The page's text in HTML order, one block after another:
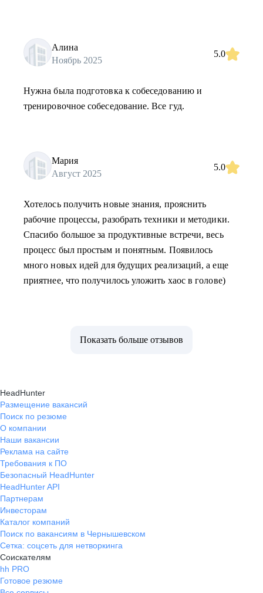
Алина
Ноябрь 2025
5.0
Нужна была подготовка к собеседованию и
тренировочное собеседование. Все гуд.
Мария
Август 2025
5.0
Хотелось получить новые знания, прояснить
рабочие процессы, разобрать техники и методики.
Спасибо большое за продуктивные встречи, весь
процесс был простым и понятным. Появилось
много новых идей для будущих реализаций, а еще
приятнее, что получилось уложить хаос в голове)
Показать больше отзывов
HeadHunter
Размещение вакансий
Поиск по резюме
О компании
Наши вакансии
Реклама на сайте
Требования к ПО
Безопасный HeadHunter
HeadHunter API
Партнерам
Инвесторам
Каталог компаний
Поиск по вакансиям в Чернышевском
Сетка: соцсеть для нетворкинга
Соискателям
hh PRO
Готовое резюме